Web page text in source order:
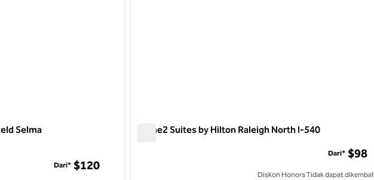
Selma
Dari* $120
Home2 Suites by Hilton Raleigh North I-540
Dari* $98
Diskon Honors Tidak dapat